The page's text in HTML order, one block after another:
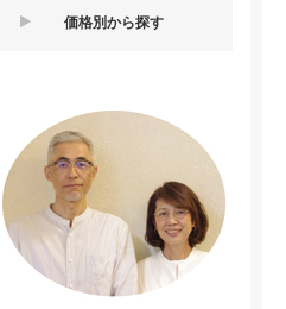
価格別から探す